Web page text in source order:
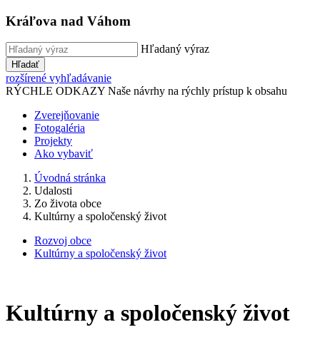
Kráľova nad Váhom
Hľadaný výraz
Hľadať
rozšírené vyhľadávanie
RÝCHLE ODKAZY Naše návrhy na rýchly prístup k obsahu
Zverejňovanie
Fotogaléria
Projekty
Ako vybaviť
Úvodná stránka
Udalosti
Zo života obce
Kultúrny a spoločenský život
Rozvoj obce
Kultúrny a spoločenský život
Kultúrny a spoločenský život